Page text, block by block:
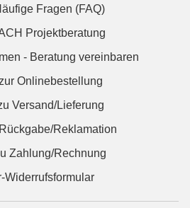
Fragen (FAQ)
Projektberatung
- Beratung vereinbaren
Onlinebestellung
Versand/Lieferung
Reklamation
Zahlung/Rechnung
Widerrufsformular